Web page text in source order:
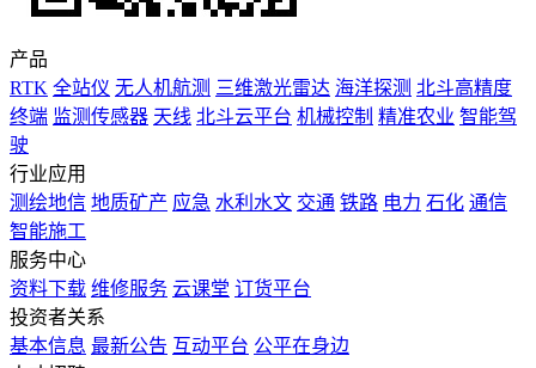
产品
RTK 全站仪 无人机航测 三维激光雷达 海洋探测 北斗高精度
终端 监测传感器 天线 北斗云平台 机械控制 精准农业 智能驾
驶
行业应用
测绘地信 地质矿产 应急 水利水文 交通 铁路 电力 石化 通信
智能施工
服务中心
资料下载 维修服务 云课堂 订货平台
投资者关系
基本信息 最新公告 互动平台 公平在身边